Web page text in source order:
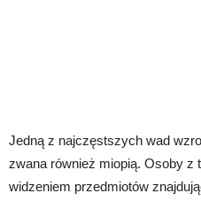
Jedną z najczęstszych wad
zwana również miopią. Osoby z
widzeniem przedmiotów